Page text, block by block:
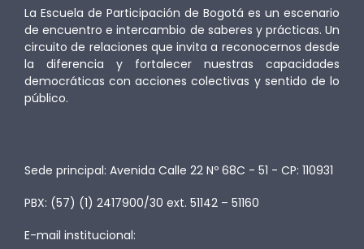
La Escuela de Participación de Bogotá es un escenario
de encuentro e intercambio de saberes y prácticas. Un
circuito de relaciones que invita a reconocernos desde
la diferencia y fortalecer nuestras capacidades
democráticas con acciones colectivas y sentido de lo
público.
Sede principal: Avenida Calle 22 Nº 68C - 51 - CP: 110931
PBX: (57) (1) 2417900/30 ext. 51142 – 51160
E-mail institucional: